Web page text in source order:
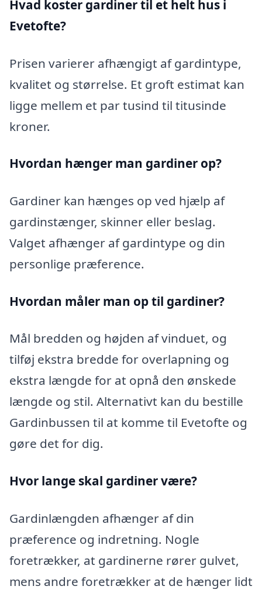
Hvad koster gardiner til et helt hus i
Evetofte?
Prisen varierer afhængigt af gardintype,
kvalitet og størrelse. Et groft estimat kan
ligge mellem et par tusind til titusinde
kroner.
Hvordan hænger man gardiner op?
Gardiner kan hænges op ved hjælp af
gardinstænger, skinner eller beslag.
Valget afhænger af gardintype og din
personlige præference.
Hvordan måler man op til gardiner?
Mål bredden og højden af vinduet, og
tilføj ekstra bredde for overlapning og
ekstra længde for at opnå den ønskede
længde og stil. Alternativt kan du bestille
Gardinbussen til at komme til Evetofte og
gøre det for dig.
Hvor lange skal gardiner være?
Gardinlængden afhænger af din
præference og indretning. Nogle
foretrækker, at gardinerne rører gulvet,
mens andre foretrækker at de hænger lidt